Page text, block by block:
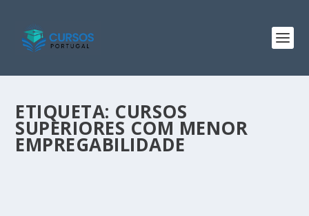
ETIQUETA: CURSOS
SUPERIORES COM MENOR
EMPREGABILIDADE